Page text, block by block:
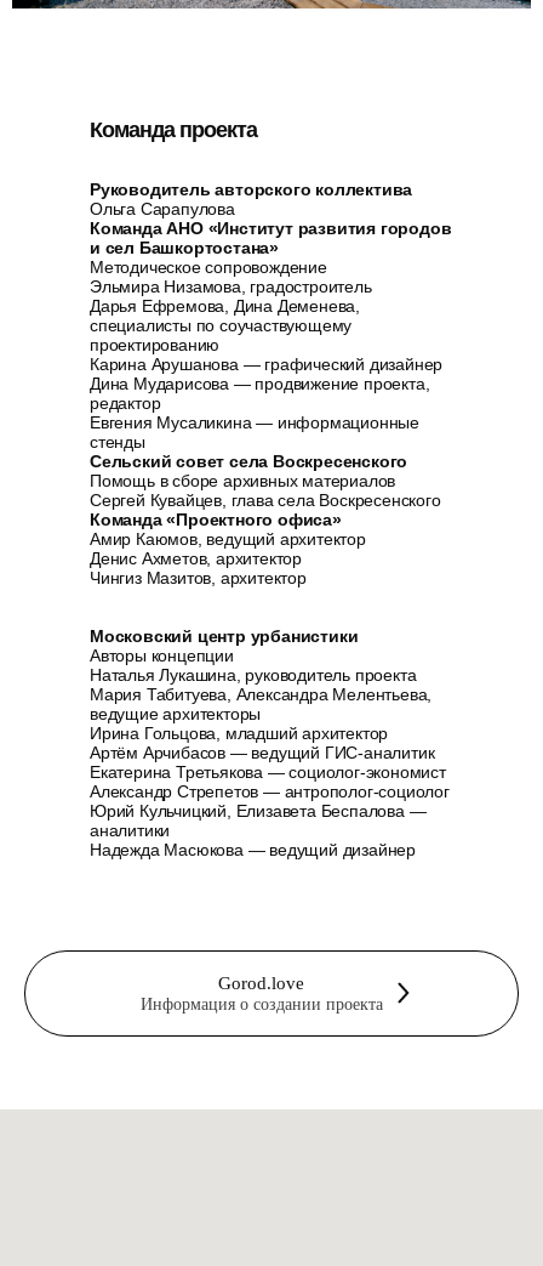
Руководитель авторского коллектива
Ольга Сарапулова
Команда АНО «Институт развития городов
и сел Башкортостана»
Методическое сопровождение
Эльмира Низамова, градостроитель
Дарья Ефремова, Дина Деменева,
специалисты по соучаствующему
проектированию
Карина Арушанова — графический дизайнер
Дина Мударисова — продвижение проекта,
редактор
Евгения Мусаликина — информационные
стенды
Сельский совет села Воскресенского
Помощь в сборе архивных материалов
Сергей Кувайцев, глава села Воскресенского
Команда «Проектного офиса»
Амир Каюмов, ведущий архитектор
Денис Ахметов, архитектор
Чингиз Мазитов, архитектор
Московский центр урбанистики
Авторы концепции
Наталья Лукашина, руководитель проекта
Мария Табитуева, Александра Мелентьева,
ведущие архитекторы
Ирина Гольцова, младший архитектор
Артём Арчибасов — ведущий ГИС-аналитик
Екатерина Третьякова — социолог-экономист
Александр Стрепетов — антрополог-социолог
Юрий Кульчицкий, Елизавета Беспалова —
аналитики
Надежда Масюкова — ведущий дизайнер
Команда проекта
Gorod.love
Информация о создании проекта